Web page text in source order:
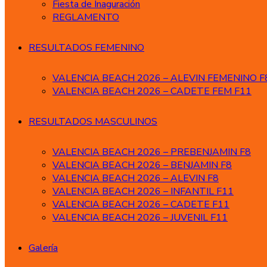
Fiesta de Inaguración
REGLAMENTO
RESULTADOS FEMENINO
VALENCIA BEACH 2026 – ALEVIN FEMENINO
VALENCIA BEACH 2026 – CADETE FEM F11
RESULTADOS MASCULINOS
VALENCIA BEACH 2026 – PREBENJAMIN F8
VALENCIA BEACH 2026 – BENJAMIN F8
VALENCIA BEACH 2026 – ALEVIN F8
VALENCIA BEACH 2026 – INFANTIL F11
VALENCIA BEACH 2026 – CADETE F11
VALENCIA BEACH 2026 – JUVENIL F11
Galería